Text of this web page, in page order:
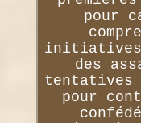
pour
initiatives
des
tentatives
pour